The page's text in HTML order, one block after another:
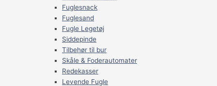
Fuglesnack
Fuglesand
Fugle Legetøj
Siddepinde
Tilbehør til bur
Skåle & Foderautomater
Redekasser
Levende Fugle